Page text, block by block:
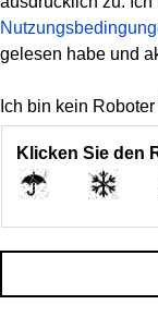
gelesen habe und
Ich bin kein Roboter
Klicken Sie den